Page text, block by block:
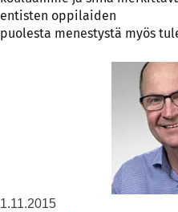
entisten oppilaiden
puolesta menestystä myös
1.11.2015